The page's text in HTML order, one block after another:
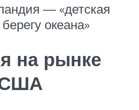
— «детская
океана»
на рынке
США